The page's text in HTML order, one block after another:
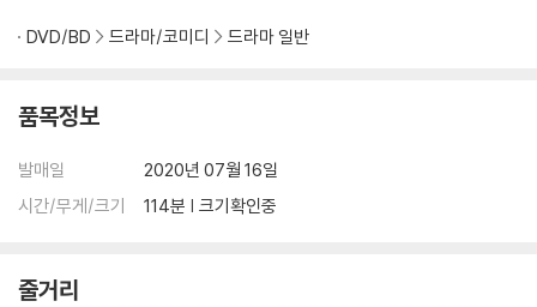
DVD/BD 드라마/코미디 드라마 일반
품목정보
발매일
2020년 07월 16일
시간/무게/크기
114분 | 크기확인중
줄거리